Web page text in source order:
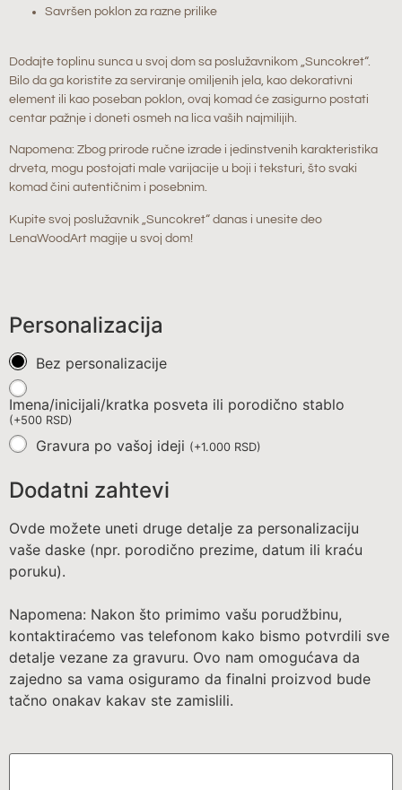
Savršen poklon za razne prilike
Dodajte toplinu sunca u svoj dom sa poslužavnikom „Suncokret“.
Bilo da ga koristite za serviranje omiljenih jela, kao dekorativni
element ili kao poseban poklon, ovaj komad će zasigurno postati
centar pažnje i doneti osmeh na lica vaših najmilijih.
Napomena: Zbog prirode ručne izrade i jedinstvenih karakteristika
drveta, mogu postojati male varijacije u boji i teksturi, što svaki
komad čini autentičnim i posebnim.
Kupite svoj poslužavnik „Suncokret“ danas i unesite deo
LenaWoodArt magije u svoj dom!
Personalizacija
Bez personalizacije
Imena/inicijali/kratka posveta ili porodično stablo
(+500 RSD)
Gravura po vašoj ideji (+1.000 RSD)
Dodatni zahtevi
Ovde možete uneti druge detalje za personalizaciju
vaše daske (npr. porodično prezime, datum ili kraću
poruku).
Napomena: Nakon što primimo vašu porudžbinu,
kontaktiraćemo vas telefonom kako bismo potvrdili sve
detalje vezane za gravuru. Ovo nam omogućava da
zajedno sa vama osiguramo da finalni proizvod bude
tačno onakav kakav ste zamislili.